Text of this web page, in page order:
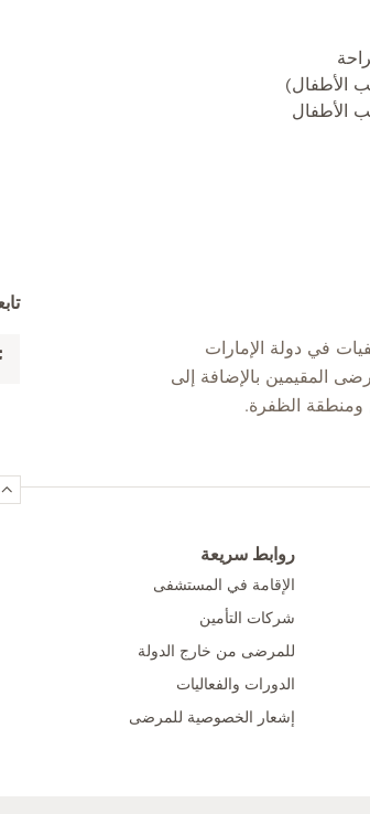
الأطفال)
الأطفال
في دولة الإمارات
أكثر من 900 سرير للمرضى المقيمين بالإضافة إلى
روابط سريعة
الإقامة في المستشفى
شركات التأمين
للمرضى من خارج الدولة
الدورات والفعاليات
إشعار الخصوصية للمرضى